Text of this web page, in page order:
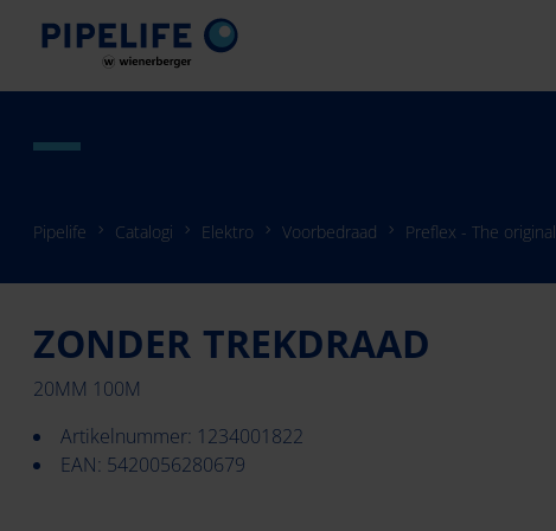
Pipelife Catalogi Elektro Voorbedraad Preflex - The original
ZONDER TREKDRAAD
20MM 100M
Artikelnummer: 1234001822
EAN: 5420056280679